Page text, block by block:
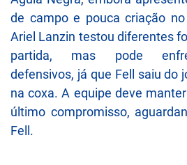
de campo e pouca criação
Ariel Lanzin testou diferentes
partida, mas pode
defensivos, já que Fell saiu do
na coxa. A equipe deve
último compromisso,
Fell.